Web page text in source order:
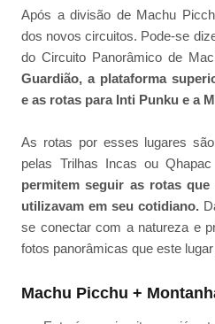
Após a divisão de Machu
dos novos circuitos. Pode-se
do Circuito Panorâmico de
Guardião, a plataforma
e as rotas para Inti Punku e a
As rotas por esses lugares
pelas Trilhas Incas ou
permitem seguir as rotas
utilizavam em seu cotidiano.
se conectar com a natureza e
fotos panorâmicas que este
Machu Picchu +